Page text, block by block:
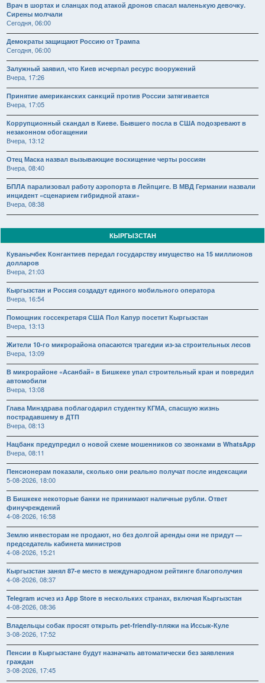
Врач в шортах и сланцах под атакой дронов спасал маленькую девочку.
Сирены молчали
Сегодня, 06:00
Демократы защищают Россию от Трампа
Сегодня, 06:00
Залужный заявил, что Киев исчерпал ресурс вооружений
Вчера, 17:26
Принятие американских санкций против России затягивается
Вчера, 17:05
Коррупционный скандал в Киеве. Бывшего посла в США подозревают в
незаконном обогащении
Вчера, 13:12
Отец Маска назвал вызывающие восхищение черты россиян
Вчера, 08:40
БПЛА парализовал работу аэропорта в Лейпциге. В МВД Германии назвали
инцидент «сценарием гибридной атаки»
Вчера, 08:38
КЫРГЫЗСТАН
Куванычбек Конгантиев передал государству имущество на 15 миллионов
долларов
Вчера, 21:03
Кыргызстан и Россия создадут единого мобильного оператора
Вчера, 16:54
Помощник госсекретаря США Пол Капур посетит Кыргызстан
Вчера, 13:13
Жители 10-го микрорайона опасаются трагедии из-за строительных лесов
Вчера, 13:09
В микрорайоне «Асанбай» в Бишкеке упал строительный кран и повредил
автомобили
Вчера, 13:08
Глава Минздрава поблагодарил студентку КГМА, спасшую жизнь
пострадавшему в ДТП
Вчера, 08:13
Нацбанк предупредил о новой схеме мошенников со звонками в WhatsApp
Вчера, 08:11
Пенсионерам показали, сколько они реально получат после индексации
5-08-2026, 18:00
В Бишкеке некоторые банки не принимают наличные рубли. Ответ
финучреждений
4-08-2026, 16:58
Землю инвесторам не продают, но без долгой аренды они не придут —
председатель кабинета министров
4-08-2026, 15:21
Кыргызстан занял 87-е место в международном рейтинге благополучия
4-08-2026, 08:37
Telegram исчез из App Store в нескольких странах, включая Кыргызстан
4-08-2026, 08:36
Владельцы собак просят открыть pet-friendly-пляжи на Иссык-Куле
3-08-2026, 17:52
Пенсии в Кыргызстане будут назначать автоматически без заявления
граждан
3-08-2026, 17:45